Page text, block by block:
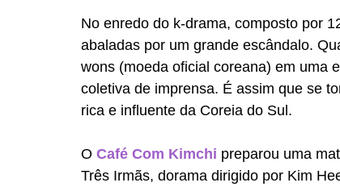
No enredo do k-drama, composto por
abaladas por um grande escândalo.
wons (moeda oficial coreana) em uma
coletiva de imprensa. É assim que se
rica e influente da Coreia do Sul.
O Café Com Kimchi preparou uma
Três Irmãs, dorama dirigido por Kim